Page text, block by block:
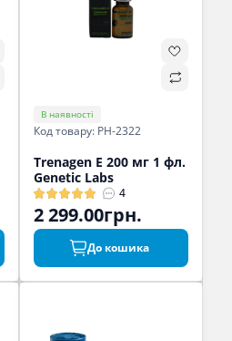
В наявності
Код товару: PH-2322
Trenagen E 200 мг 1 фл.
Genetic Labs
4
2 299.00грн.
До кошика